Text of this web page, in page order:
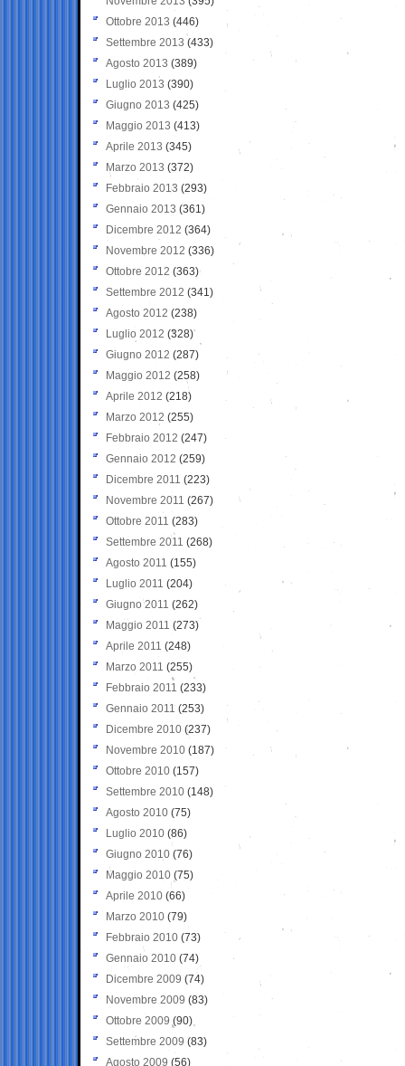
Ottobre 2013 (446)
Settembre 2013 (433)
Agosto 2013 (389)
Luglio 2013 (390)
Giugno 2013 (425)
Maggio 2013 (413)
Aprile 2013 (345)
Marzo 2013 (372)
Febbraio 2013 (293)
Gennaio 2013 (361)
Dicembre 2012 (364)
Novembre 2012 (336)
Ottobre 2012 (363)
Settembre 2012 (341)
Agosto 2012 (238)
Luglio 2012 (328)
Giugno 2012 (287)
Maggio 2012 (258)
Aprile 2012 (218)
Marzo 2012 (255)
Febbraio 2012 (247)
Gennaio 2012 (259)
Dicembre 2011 (223)
Novembre 2011 (267)
Ottobre 2011 (283)
Settembre 2011 (268)
Agosto 2011 (155)
Luglio 2011 (204)
Giugno 2011 (262)
Maggio 2011 (273)
Aprile 2011 (248)
Marzo 2011 (255)
Febbraio 2011 (233)
Gennaio 2011 (253)
Dicembre 2010 (237)
Novembre 2010 (187)
Ottobre 2010 (157)
Settembre 2010 (148)
Agosto 2010 (75)
Luglio 2010 (86)
Giugno 2010 (76)
Maggio 2010 (75)
Aprile 2010 (66)
Marzo 2010 (79)
Febbraio 2010 (73)
Gennaio 2010 (74)
Dicembre 2009 (74)
Novembre 2009 (83)
Ottobre 2009 (90)
Settembre 2009 (83)
Agosto 2009 (56)